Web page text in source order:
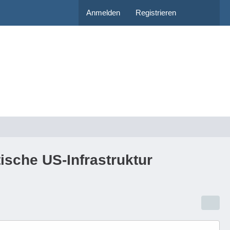
Anmelden Registrieren
US-Infrastruktur